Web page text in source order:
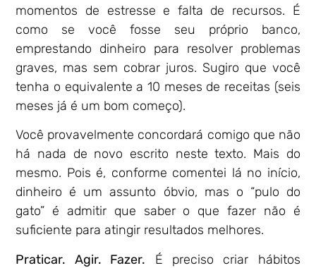
momentos de estresse e falta de recursos. É
como se você fosse seu próprio banco,
emprestando dinheiro para resolver problemas
graves, mas sem cobrar juros. Sugiro que você
tenha o equivalente a 10 meses de receitas (seis
meses já é um bom começo).
Você provavelmente concordará comigo que não
há nada de novo escrito neste texto. Mais do
mesmo. Pois é, conforme comentei lá no início,
dinheiro é um assunto óbvio, mas o “pulo do
gato” é admitir que saber o que fazer não é
suficiente para atingir resultados melhores.
Praticar. Agir. Fazer. É preciso criar hábitos